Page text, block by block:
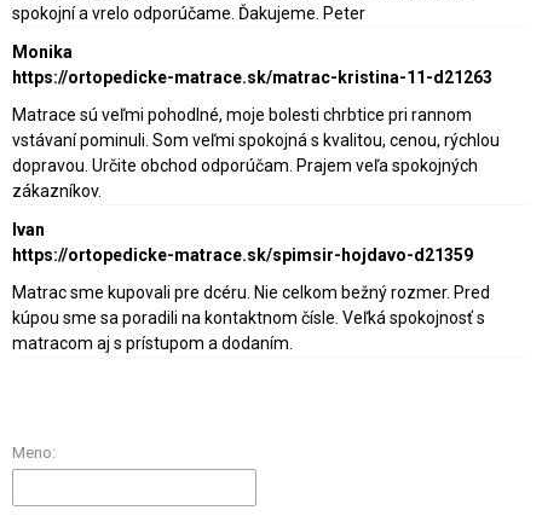
spokojní a vrelo odporúčame. Ďakujeme. Peter
Monika
https://ortopedicke-matrace.sk/matrac-kristina-11-d21263
Matrace sú veľmi pohodlné, moje bolesti chrbtice pri rannom
vstávaní pominuli. Som veľmi spokojná s kvalitou, cenou, rýchlou
dopravou. Určite obchod odporúčam. Prajem veľa spokojných
zákazníkov.
Ivan
https://ortopedicke-matrace.sk/spimsir-hojdavo-d21359
Matrac sme kupovali pre dcéru. Nie celkom bežný rozmer. Pred
kúpou sme sa poradili na kontaktnom čísle. Veľká spokojnosť s
matracom aj s prístupom a dodaním.
Meno: